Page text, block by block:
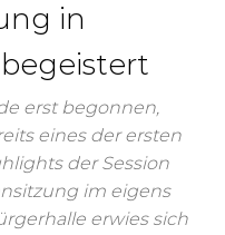
in
erst begonnen,
eines der ersten
der Session
im eigens
erwies sich